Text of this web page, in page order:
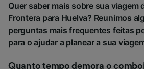
Quer saber mais sobre sua viagem
Frontera para Huelva? Reunimos
perguntas mais frequentes feitas
para o ajudar a planear a sua
Quanto tempo demora o